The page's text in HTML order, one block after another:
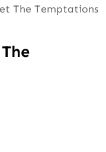
The Temptations